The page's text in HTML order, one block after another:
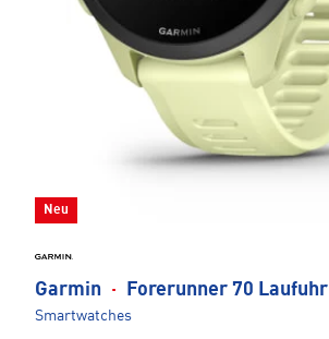
Neu
Garmin · Forerunner 70 Laufuhr
Smartwatches